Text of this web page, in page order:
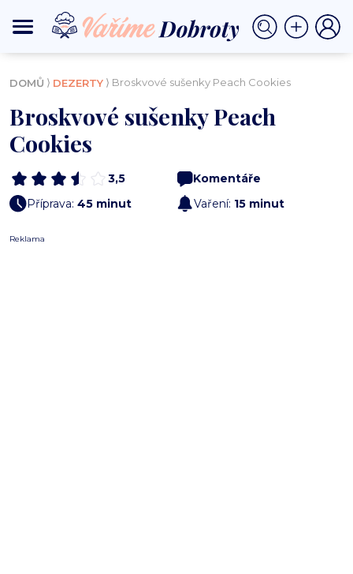
DOMŮ ⟩ DEZERTY ⟩ Broskvové sušenky Peach Cookies
Broskvové sušenky Peach
Cookies
3,5
Komentáře
Příprava: 45 minut Vaření: 15 minut
Reklama